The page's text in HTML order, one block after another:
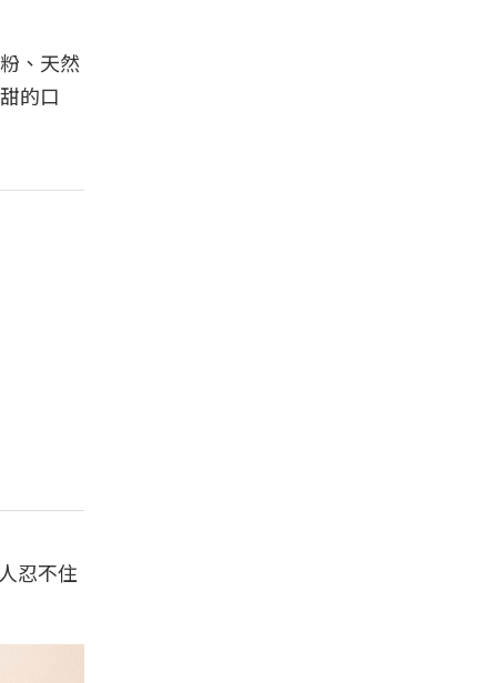
、天然
的口
忍不住